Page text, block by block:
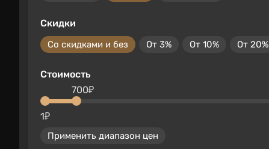
Скидки
Со скидками и без От 3% От 10% От 20%
Стоимость
1₽
700₽
Применить диапазон цен